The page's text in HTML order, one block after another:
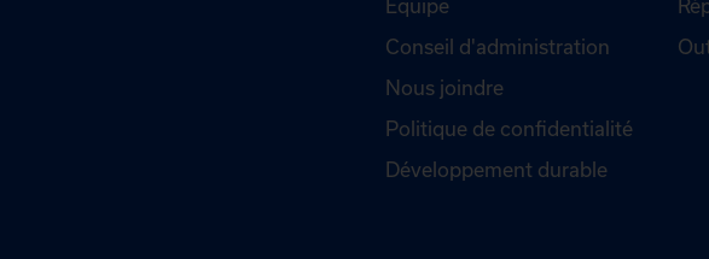
Équipe
Conseil d'administration
Nous joindre
Politique de confidentialité
Développement durable